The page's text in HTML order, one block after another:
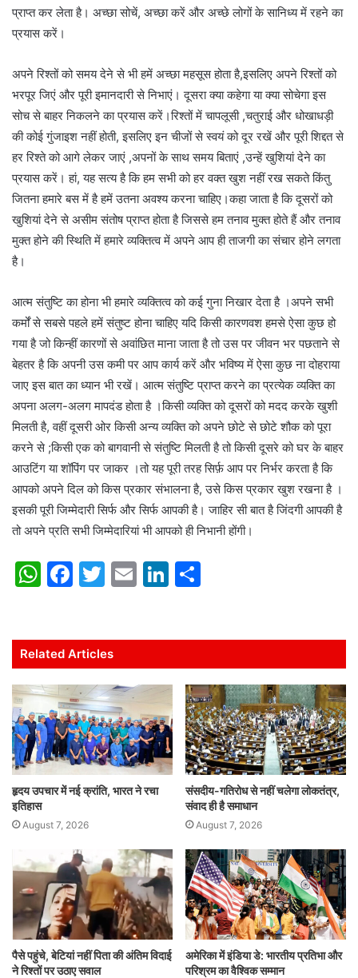
प्राप्त कर लेता है। अच्छा सोचें, अच्छा करें और अच्छे लोगों के सानिध्य में रहने का
प्रयास करें।
अपने रिश्तों को समय देने से भी हमें अच्छा महसूस होता है,इसलिए अपने रिश्तों को
भरपूर जिएं और पूरी इमानदारी से निभाएं। दूसरा क्या कहेगा या क्या सोचेगा इस
सोच से बाहर निकलने का प्रयास करें।रिश्तों में चापलूसी ,चतुराई और धोखाधड़ी
की कोई गुंजाइश नहीं होती, इसलिए इन चीजों से स्वयं को दूर रखें और पूरी शिद्दत से
हर रिश्ते को आगे लेकर जाएं ,अपनों के साथ समय बिताएं ,उन्हें खुशियां देने का
प्रयास करें। हां, यह सत्य है कि हम सभी को हर वक्त खुश नहीं रख सकते किंतु
जितना हमारे बस में है हमें उतना अवश्य करना चाहिए।कहा जाता है कि दूसरों को
खुशियां देने से असीम संतोष प्राप्त होता है जिससे हम तनाव मुक्त होते हैं और तनाव
मुक्त होने की स्थिति में हमारे व्यक्तित्व में अपने आप ही ताजगी का संचार होने लगता
है।
आत्म संतुष्टि का होना भी हमारे व्यक्तित्व को कई गुना निखार देता है ।अपने सभी
कर्मों से सबसे पहले हमें संतुष्ट होना चाहिए यदि किसी कारणवश हमसे ऐसा कुछ हो
गया है जो किन्हीं कारणों से अवांछित माना जाता है तो उस पर जीवन भर पछताने से
बेहतर है कि अपनी उस कमी पर आप कार्य करें और भविष्य में ऐसा कुछ ना दोहराया
जाए इस बात का ध्यान भी रखें। आत्म संतुष्टि प्राप्त करने का प्रत्येक व्यक्ति का
अपना अलग-अलग मापदंड होता है ।किसी व्यक्ति को दूसरों को मदद करके खुशी
मिलती है, वहीं दूसरी ओर किसी अन्य व्यक्ति को अपने छोटे से छोटे शौक को पूरा
करने से ;किसी एक को बागवानी से संतुष्टि मिलती है तो किसी दूसरे को घर के बाहर
आउटिंग या शॉपिंग पर जाकर ।तो यह पूरी तरह सिर्फ़ आप पर निर्भर करता है कि
आपको अपने दिल को किस प्रकार संभालना है, उसे किस प्रकार खुश रखना है ।
इसकी पूरी जिम्मेदारी सिर्फ और सिर्फ आपकी है। जाहिर सी बात है जिंदगी आपकी है
तो अपने प्रति सभी जिम्मेदारियां भी आपको ही निभानी होंगी।
W
s
A
p
p
F
e
b
o
o
k
T
er
E
l
Li
e
dI
n
e
Related Articles
हृदय उपचार में नई क्रांति, भारत ने रचा
इतिहास
August 7, 2026
संसदीय-गतिरोध से नहीं चलेगा लोकतंत्र,
संवाद ही है समाधान
August 7, 2026
पैसे पहुंचे, बेटियां नहीं पिता की अंतिम विदाई
ने रिश्तों पर उठाए सवाल
अमेरिका में इंडिया डे: भारतीय प्रतिभा और
परिश्रम का वैश्विक सम्मान